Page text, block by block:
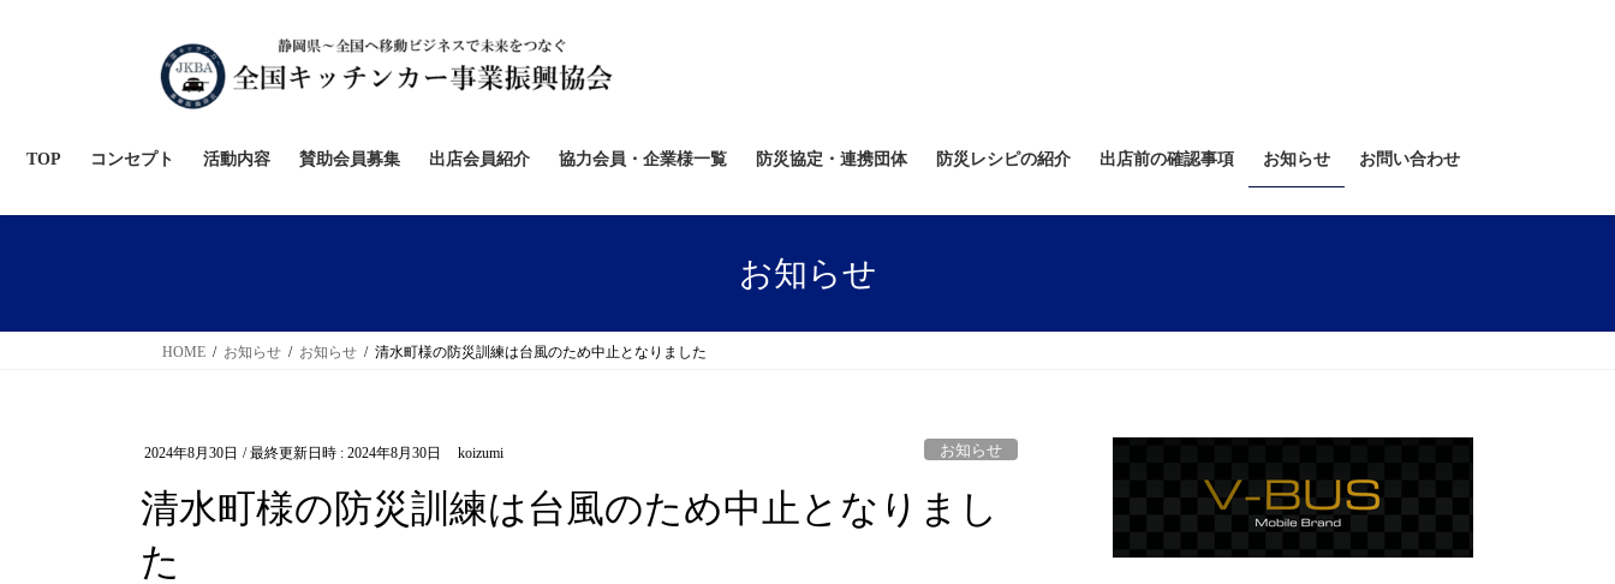
キ
に
TOP コンセプト 活動内容 賛助会員募集 出店会員紹介 協力会員・企業様一覧 防災協定・連携団体 防災レシピの紹介 出店前の確認事項 お知らせ お問い合わせ
お知らせ
HOME お知らせ お知らせ 清水町様の防災訓練は台風のため中止となりました
2024年8月30日 / 最終更新日時 : 2024年8月30日 koizumi お知らせ
清水町様の防災訓練は台風のため中止となりまし
た